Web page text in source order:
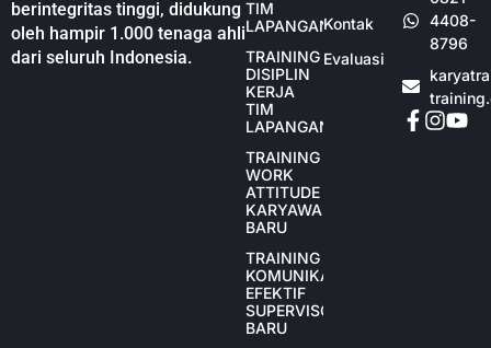
berintegritas tinggi, didukung
oleh hampir 1.000 tenaga ahli
dari seluruh Indonesia.
TIM
LAPANGAN
TRAINING
DISIPLIN
KERJA
TIM
LAPANGAN
TRAINING
WORK
ATTITUDE
KARYAWAN
BARU
TRAINING
KOMUNIKASI
EFEKTIF
SUPERVISOR
BARU
Kontak
Evaluasi
4408-
8796